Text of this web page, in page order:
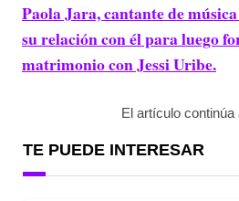
Paola Jara, cantante de
su relación con él para luego
matrimonio con Jessi Uribe.
El artículo continúa
TE PUEDE INTERESAR